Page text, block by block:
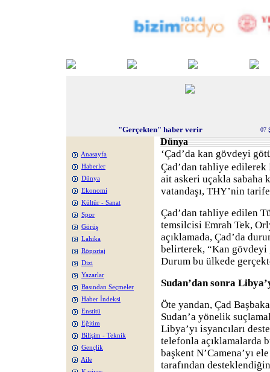
"Gerçekten" haber verir 07
Anasayfa
Haberler
Dünya
Ekonomi
Kültür - Sanat
Spor
Görüş
Lahika
Röportaj
Dizi
Yazarlar
Basından Seçmeler
Haber İndeksi
Enstitü
Eğitim
Bilişim - Teknik
Gençlik
Aile
Dünya
‘Çad’da kan gövdeyi
Çad’dan tahliye edilerek
ait askeri uçakla sabaha
vatandaşı, THY’nin
Çad’dan tahliye edilen
temsilcisi Emrah Tek,
açıklamada, Çad’da
belirterek, “Kan
Durum bu ülkede
Sudan’dan sonra
Öte yandan, Çad
Sudan’a yönelik
Libya’yı isyancıları
telefonla açıklamalarda
başkent N’Camena’yı
tarafından